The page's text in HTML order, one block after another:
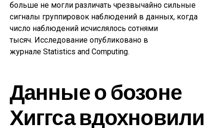
больше не могли различать чрезвычайно сильные
сигналы группировок наблюдений в данных, когда
число наблюдений исчислялось сотнями
тысяч. Исследование опубликовано в
журнале Statistics and Computing.
Данные о бозоне
Хиггса вдохновили